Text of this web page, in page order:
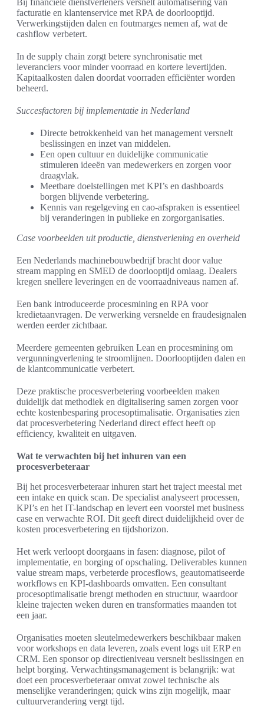
Bij financiële dienstverleners versnelt automatisering van
facturatie en klantenservice met RPA de doorlooptijd.
Verwerkingstijden dalen en foutmarges nemen af, wat de
cashflow verbetert.
In de supply chain zorgt betere synchronisatie met
leveranciers voor minder voorraad en kortere levertijden.
Kapitaalkosten dalen doordat voorraden efficiënter worden
beheerd.
Succesfactoren bij implementatie in Nederland
Directe betrokkenheid van het management versnelt
beslissingen en inzet van middelen.
Een open cultuur en duidelijke communicatie
stimuleren ideeën van medewerkers en zorgen voor
draagvlak.
Meetbare doelstellingen met KPI’s en dashboards
borgen blijvende verbetering.
Kennis van regelgeving en cao-afspraken is essentieel
bij veranderingen in publieke en zorgorganisaties.
Case voorbeelden uit productie, dienstverlening en overheid
Een Nederlands machinebouwbedrijf bracht door value
stream mapping en SMED de doorlooptijd omlaag. Dealers
kregen snellere leveringen en de voorraadniveaus namen af.
Een bank introduceerde procesmining en RPA voor
kredietaanvragen. De verwerking versnelde en fraudesignalen
werden eerder zichtbaar.
Meerdere gemeenten gebruiken Lean en procesmining om
vergunningverlening te stroomlijnen. Doorlooptijden dalen en
de klantcommunicatie verbetert.
Deze praktische procesverbetering voorbeelden maken
duidelijk dat methodiek en digitalisering samen zorgen voor
echte kostenbesparing procesoptimalisatie. Organisaties zien
dat procesverbetering Nederland direct effect heeft op
efficiency, kwaliteit en uitgaven.
Wat te verwachten bij het inhuren van een
procesverbeteraar
Bij het procesverbeteraar inhuren start het traject meestal met
een intake en quick scan. De specialist analyseert processen,
KPI’s en het IT-landschap en levert een voorstel met business
case en verwachte ROI. Dit geeft direct duidelijkheid over de
kosten procesverbetering en tijdshorizon.
Het werk verloopt doorgaans in fasen: diagnose, pilot of
implementatie, en borging of opschaling. Deliverables kunnen
value stream maps, verbeterde procesflows, geautomatiseerde
workflows en KPI-dashboards omvatten. Een consultant
procesoptimalisatie brengt methoden en structuur, waardoor
kleine trajecten weken duren en transformaties maanden tot
een jaar.
Organisaties moeten sleutelmedewerkers beschikbaar maken
voor workshops en data leveren, zoals event logs uit ERP en
CRM. Een sponsor op directieniveau versnelt beslissingen en
helpt borging. Verwachtingsmanagement is belangrijk: wat
doet een procesverbeteraar omvat zowel technische als
menselijke veranderingen; quick wins zijn mogelijk, maar
cultuurverandering vergt tijd.